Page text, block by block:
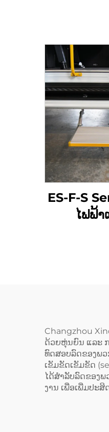
ES-F-S
ໄຟຟ້
Changzhou
ດ້ວຍຫຸ່ນຍົນ ແລະ
ທົດສອບລົດຂອງພວ
ເຂັມຂັດເຂັມຂັດ
ໄດ້ສຳລັບລົດຂອງ
ງານ ເພື່ອເພີ່ມປະ